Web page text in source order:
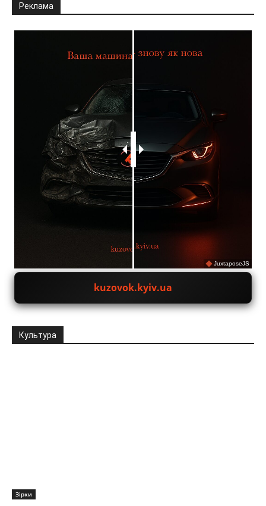
Реклама
JuxtaposeJS
kuzovok.kyiv.ua
Культура
Зірки